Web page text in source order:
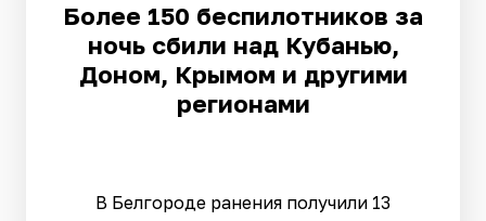
Более 150 беспилотников за
ночь сбили над Кубанью,
Доном, Крымом и другими
регионами
В Белгороде ранения получили 13